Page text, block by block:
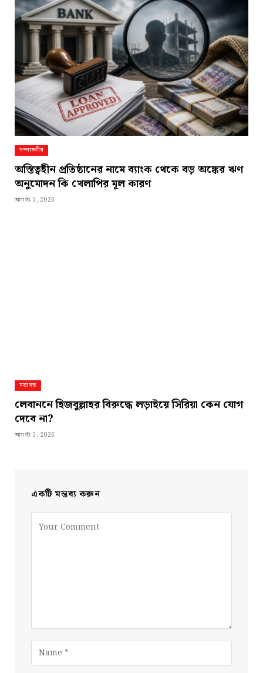
সম্পাদকীয়
অস্তিত্বহীন প্রতিষ্ঠানের নামে ব্যাংক থেকে বড় অঙ্কের ঋণ
অনুমোদন কি খেলাপির মূল কারণ
আগস্ট 5, 2026
মতামত
লেবাননে হিজবুল্লাহর বিরুদ্ধে লড়াইয়ে সিরিয়া কেন যোগ
দেবে না?
আগস্ট 5, 2026
একটি মন্তব্য করুন